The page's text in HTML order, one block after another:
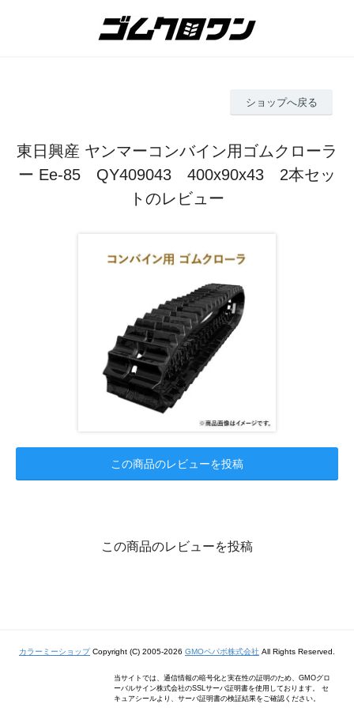
ショップへ戻る
東日興産 ヤンマーコンバイン用ゴムクローラ
ー Ee-85 QY409043 400x90x43 2本セッ
トのレビュー
この商品のレビューを投稿
この商品のレビューを投稿
カラーミーショップCopyright (C) 2005-2026 GMOペパボ株式会社 All Rights Reserved.
当サイトでは、通信情報の暗号化と実在性の証明のため、GMOグロ
ーバルサイン株式会社のSSLサーバ証明書を使用しております。 セ
キュアシールより、サーバ証明書の検証結果をご確認ください。